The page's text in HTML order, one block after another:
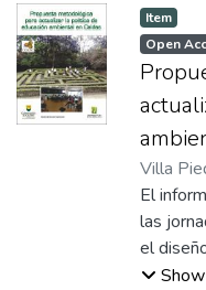
como lo
deben,
de
el autor
Item
Open
Villa
Lina
El
las
el
cabo en